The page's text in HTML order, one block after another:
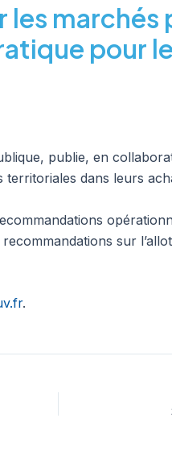
les marchés
pour
publie, en
dans leurs
sur
.